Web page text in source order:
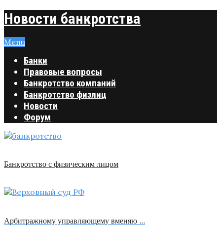
Новости банкротства
Menu
Банки
Правовые вопросы
Банкротство компаний
Банкротство физлиц
Новости
Форум
Банкротство с физическим лицом
Арбитражному управляющему вменяю …